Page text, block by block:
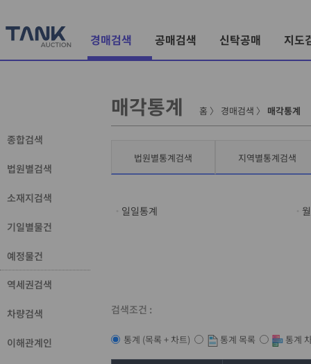
경매검색 공매검색 신탁공매 지도
종합검색
법원별검색
소재지검색
기일별물건
예정물건
역세권검색
차량검색
이해관계인
매각통계 홈 〉 경매검색 〉 매각통계
법원별통계검색 지역별통계검색
일일통계
검색조건 :
통계 (목록 + 차트) 통계 목록 통계